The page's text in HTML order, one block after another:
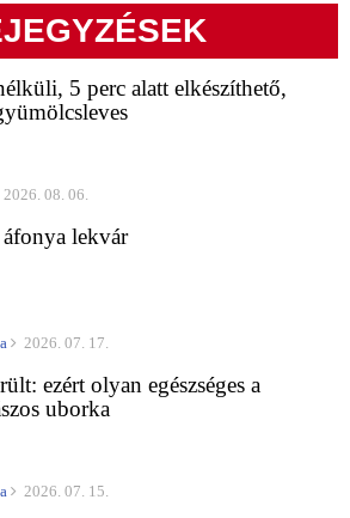
5 perc alatt elkészíthető,
2026. 08. 06.
lekvár
2026. 07. 17.
ezért olyan egészséges a
uborka
2026. 07. 15.